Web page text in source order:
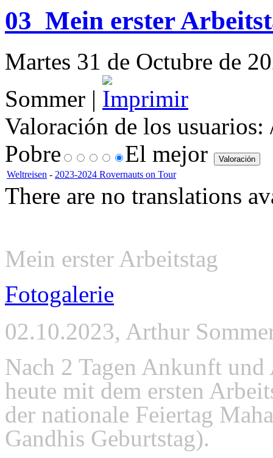
03_Mein erster
Martes 31 de Octubre de
Sommer |
Valoración de los usuarios:
Pobre
El mejor
Weltreisen - 2023-2024 Rovernauts on Tour
There are no translations
Mein erster Arbeitstag
Fotogalerie
02.10.2023, Arthur
Nach 2 Tagen Ankunft
heute mit dem ersten
der nationale Feiertag
Gandhis Geburtstag).